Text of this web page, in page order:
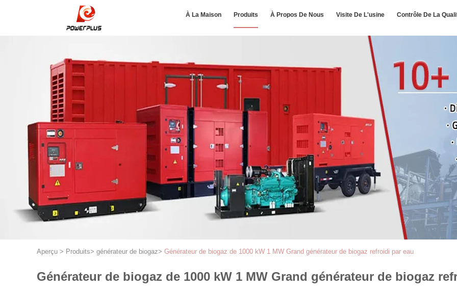
À La Maison Produits À Propos De Nous Visite De L'usine Contrôle De La
Aperçu > Produits> générateur de biogaz> Générateur de biogaz de 1000 kW 1 MW Grand générateur de biogaz refroidi par eau
Générateur de biogaz de 1000 kW 1 MW Grand générateur de biogaz